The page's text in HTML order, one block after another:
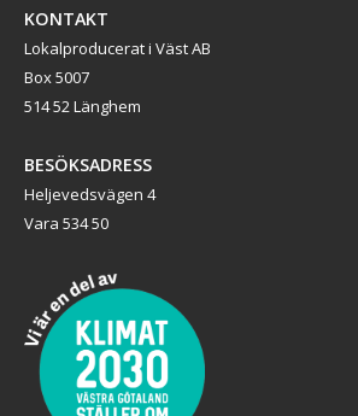
KONTAKT
Lokalproducerat i Väst AB
Box 5007
514 52 Länghem
BESÖKSADRESS
Heljevedsvägen 4
Vara 534 50